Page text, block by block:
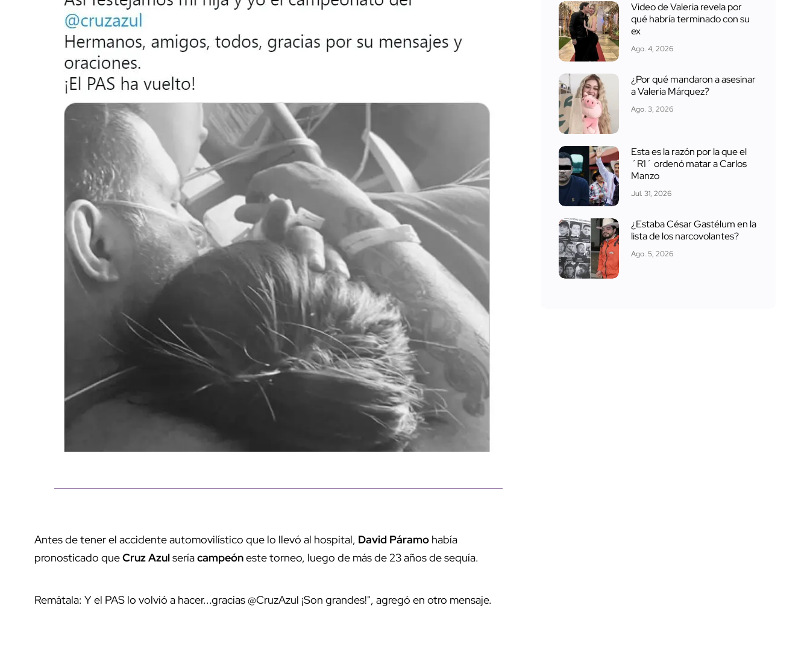
Antes de tener el accidente automovilístico que lo llevó al hospital, David Páramo había
pronosticado queCruz Azulseríacampeóneste torneo, luego de más de 23 años de sequía.
Remátala: Y el PAS lo volvió a hacer...gracias @CruzAzul ¡Son grandes!", agregó en otro mensaje.
Video de Valeria revela por
qué habría terminado con su
ex
Ago. 4, 2026
¿Por qué mandaron a asesinar
a Valeria Márquez?
Ago. 3, 2026
Esta es la razón por la que el
´R1´ ordenó matar a Carlos
Manzo
Jul. 31, 2026
¿Estaba César Gastélum en la
lista de los narcovolantes?
Ago. 5, 2026